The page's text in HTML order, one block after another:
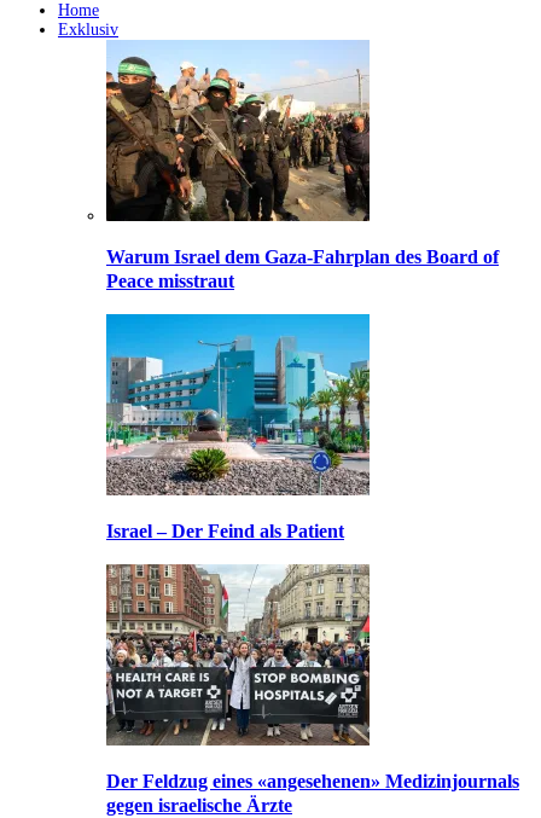
Home
Exklusiv
Warum Israel dem Gaza-Fahrplan des Board of
Peace misstraut
Israel – Der Feind als Patient
Der Feldzug eines «angesehenen» Medizinjournals
gegen israelische Ärzte